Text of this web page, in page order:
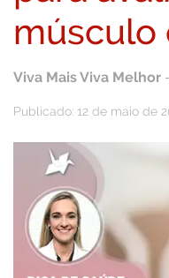
músculo
Viva Mais Viva Melhor
Publicado: 12 de maio de